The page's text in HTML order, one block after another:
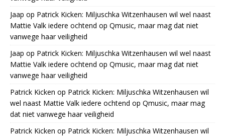
Jaap op Patrick Kicken: Miljuschka Witzenhausen wil wel naast
Mattie Valk iedere ochtend op Qmusic, maar mag dat niet
vanwege haar veiligheid
Jaap op Patrick Kicken: Miljuschka Witzenhausen wil wel naast
Mattie Valk iedere ochtend op Qmusic, maar mag dat niet
vanwege haar veiligheid
Patrick Kicken op Patrick Kicken: Miljuschka Witzenhausen wil
wel naast Mattie Valk iedere ochtend op Qmusic, maar mag
dat niet vanwege haar veiligheid
Patrick Kicken op Patrick Kicken: Miljuschka Witzenhausen wil